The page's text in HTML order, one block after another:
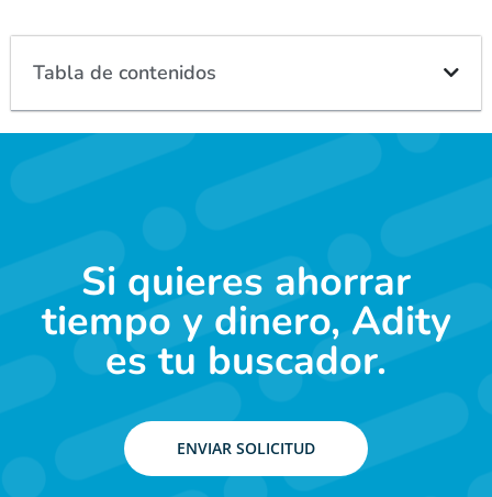
Tabla de contenidos
Si quieres ahorrar
tiempo y dinero, Adity
es tu buscador.
ENVIAR SOLICITUD